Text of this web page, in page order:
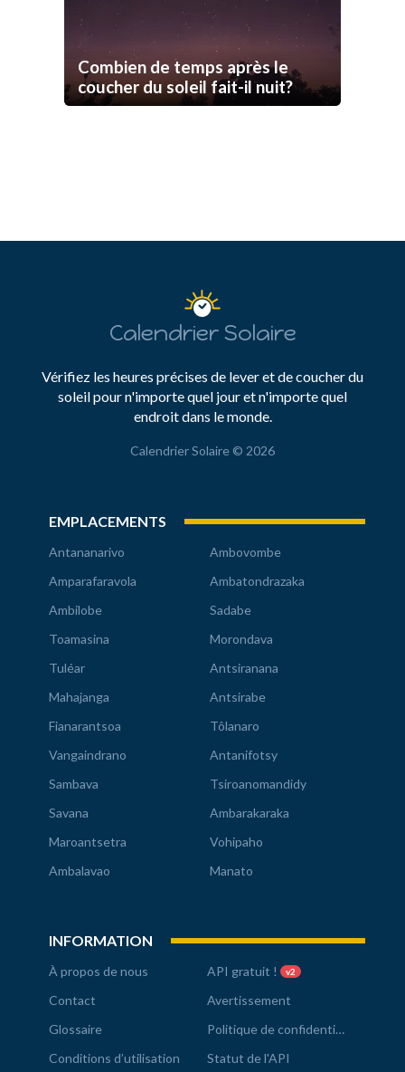
Combien de temps après le
coucher du soleil fait-il nuit?
Calendrier Solaire
Vérifiez les heures précises de lever et de coucher du
soleil pour n'importe quel jour et n'importe quel
endroit dans le monde.
Calendrier Solaire © 2026
EMPLACEMENTS
Antananarivo
Ambovombe
Amparafaravola
Ambatondrazaka
Ambilobe
Sadabe
Toamasina
Morondava
Tuléar
Antsiranana
Mahajanga
Antsirabe
Fianarantsoa
Tôlanaro
Vangaindrano
Antanifotsy
Sambava
Tsiroanomandidy
Savana
Ambarakaraka
Maroantsetra
Vohipaho
Ambalavao
Manato
INFORMATION
À propos de nous API gratuit ! v2
Contact
Avertissement
Glossaire
Politique de confidentialité
Conditions d’utilisation
Statut de l'API